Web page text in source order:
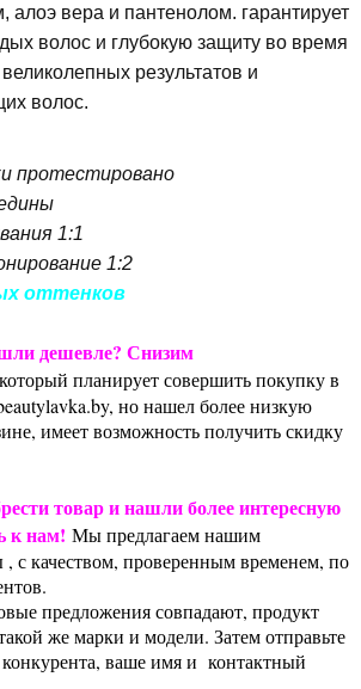
алоэ вера и пантенолом. гарантирует
волос и глубокую защиту во время
результатов и
волос.
протестировано
1:1
1:2
оттенков
дешевле? Снизим
планирует совершить покупку в
но нашел более низкую
имеет возможность получить скидку
товар и нашли более интересную
к нам! Мы предлагаем нашим
, с качеством, проверенным временем, по
предложения совпадают, продукт
же марки и модели. Затем отправьте
ваше имя и контактный